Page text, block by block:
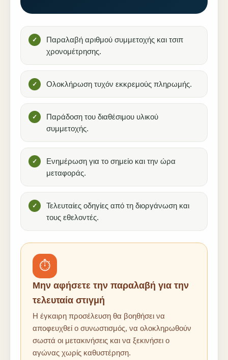
Παραλαβή αριθμού συμμετοχής και τσιπ
χρονομέτρησης.
Ολοκλήρωση τυχόν εκκρεμούς πληρωμής.
Παράδοση του διαθέσιμου υλικού
συμμετοχής.
Ενημέρωση για το σημείο και την ώρα
μεταφοράς.
Τελευταίες οδηγίες από τη διοργάνωση και
τους εθελοντές.
⏱
Μην αφήσετε την παραλαβή για την
τελευταία στιγμή
Η έγκαιρη προσέλευση θα βοηθήσει να
αποφευχθεί ο συνωστισμός, να ολοκληρωθούν
σωστά οι μετακινήσεις και να ξεκινήσει ο
αγώνας χωρίς καθυστέρηση.